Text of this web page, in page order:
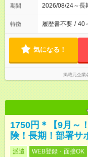
期間 2026/08/24～
特徴 履歴書不要 / 40
気になる！
掲載元企業
1750円＊【9月～
険！長期！部署サ
派遣 WEB登録・面接OK